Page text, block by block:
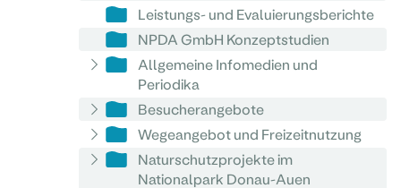
Leistungs- und Evaluierungsberichte
NPDA GmbH Konzeptstudien
Allgemeine Infomedien und
Periodika
Besucherangebote
Wegeangebot und Freizeitnutzung
Naturschutzprojekte im
Nationalpark Donau-Auen